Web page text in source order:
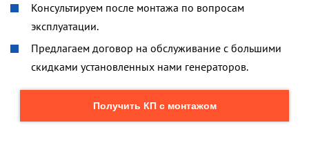
Консультируем после монтажа по вопросам
эксплуатации.
Предлагаем договор на обслуживание с большими
скидками установленных нами генераторов.
Получить КП с монтажом